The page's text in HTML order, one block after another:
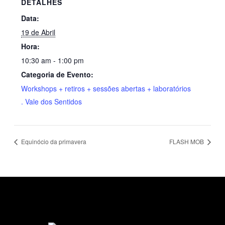
Data:
19 de Abril
Hora:
10:30 am - 1:00 pm
Categoria de Evento:
Workshops + retiros + sessões abertas + laboratórios
. Vale dos Sentidos
Equinócio da primavera FLASH MOB